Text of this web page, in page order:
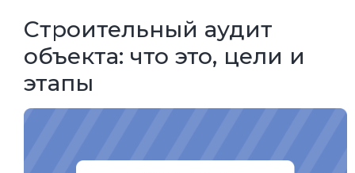
Строительный аудит
объекта: что это, цели и
этапы